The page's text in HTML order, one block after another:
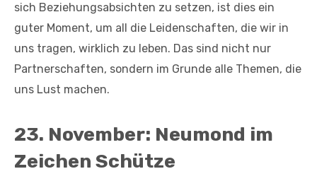
sich Beziehungsabsichten zu setzen, ist dies ein
guter Moment, um all die Leidenschaften, die wir in
uns tragen, wirklich zu leben. Das sind nicht nur
Partnerschaften, sondern im Grunde alle Themen, die
uns Lust machen.
23. November: Neumond im
Zeichen Schütze